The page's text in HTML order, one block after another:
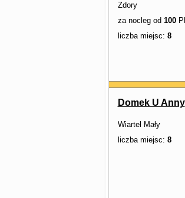
Zdory
za nocleg od 100
liczba miejsc: 8
Domek U Anny
Wiartel Mały
liczba miejsc: 8